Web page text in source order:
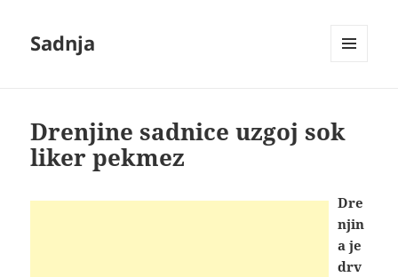
Sadnja
Drenjine sadnice uzgoj sok
liker pekmez
Dre
njin
a je
drv